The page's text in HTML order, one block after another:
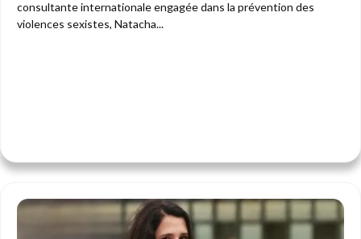
consultante internationale engagée dans la prévention des
violences sexistes, Natacha...